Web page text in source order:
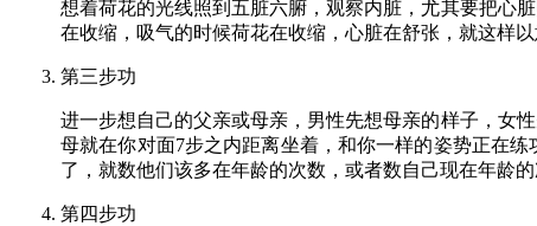
想着荷花的光线照到五脏六腑，观察内脏，尤其要把心
在收缩，吸气的时候荷花在收缩，心脏在舒张，就这样
第三步功
进一步想自己的父亲或母亲，男性先想母亲的样子，女
母就在你对面7步之内距离坐着，和你一样的姿势正在
了，就数他们该多在年龄的次数，或者数自己现在年龄的
第四步功